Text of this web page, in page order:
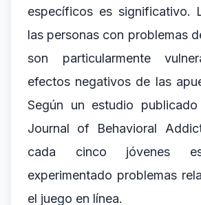
específicos es significativo.
las personas con problemas
son particularmente
efectos negativos de las
Según un estudio
Journal of Behavioral
cada cinco jóvenes
experimentado problemas
el juego en línea.